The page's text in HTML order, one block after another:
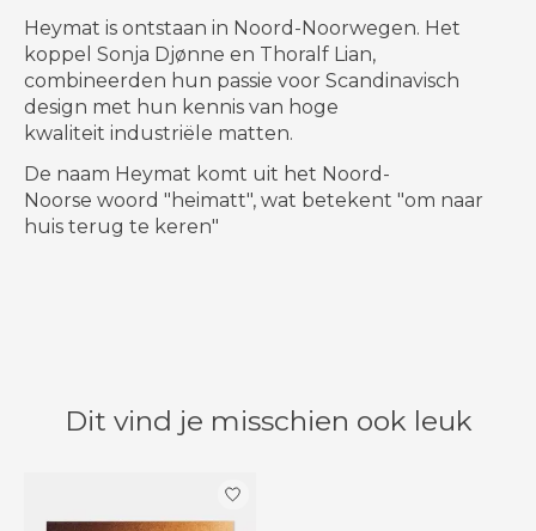
Heymat is ontstaan ​​in Noord-Noorwegen. Het
koppel Sonja Djønne en Thoralf Lian,
combineerden hun passie voor Scandinavisch
design met hun kennis van hoge
kwaliteit industriële matten.
De naam Heymat komt uit het Noord-
Noorse woord "heimatt", wat betekent "om naar
huis terug te keren"
Dit vind je misschien ook leuk
Items van productcarrousel